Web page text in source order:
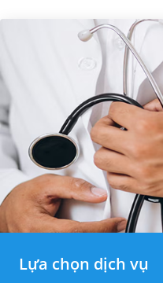
Lựa chọn dịch vụ